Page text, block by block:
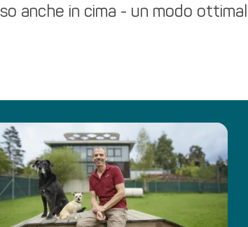
anche in cima - un modo